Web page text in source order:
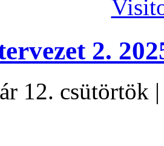
2.
12. csütörtök